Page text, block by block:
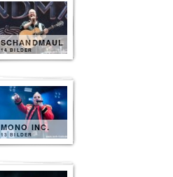
SCHANDMAUL
14 BILDER
MONO INC.
13 BILDER